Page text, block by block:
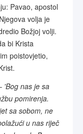
Pavao, apostol
volja je
Božjoj volji.
bi Krista
poistovjetio,
'Bog nas je sa
pomirenja.
sa sobom, ne
u nas riječ